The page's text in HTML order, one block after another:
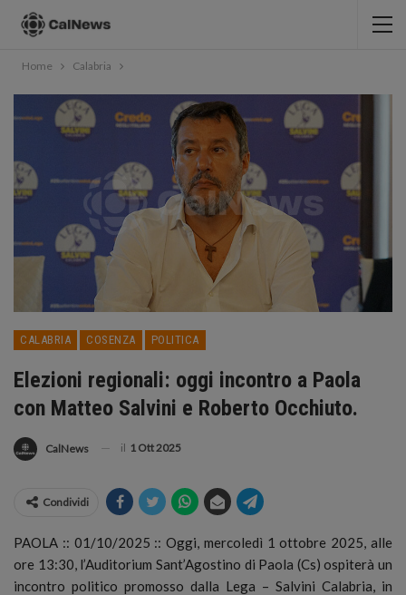
Home Calabria
CALABRIA COSENZA POLITICA
Elezioni regionali: oggi incontro a Paola
con Matteo Salvini e Roberto Occhiuto.
CalNews il 1 Ott 2025
Condividi
PAOLA :: 01/10/2025 :: Oggi, mercoledì 1 ottobre 2025, alle
ore 13:30, l’Auditorium Sant’Agostino di Paola (Cs) ospiterà un
incontro politico promosso dalla Lega – Salvini Calabria, in